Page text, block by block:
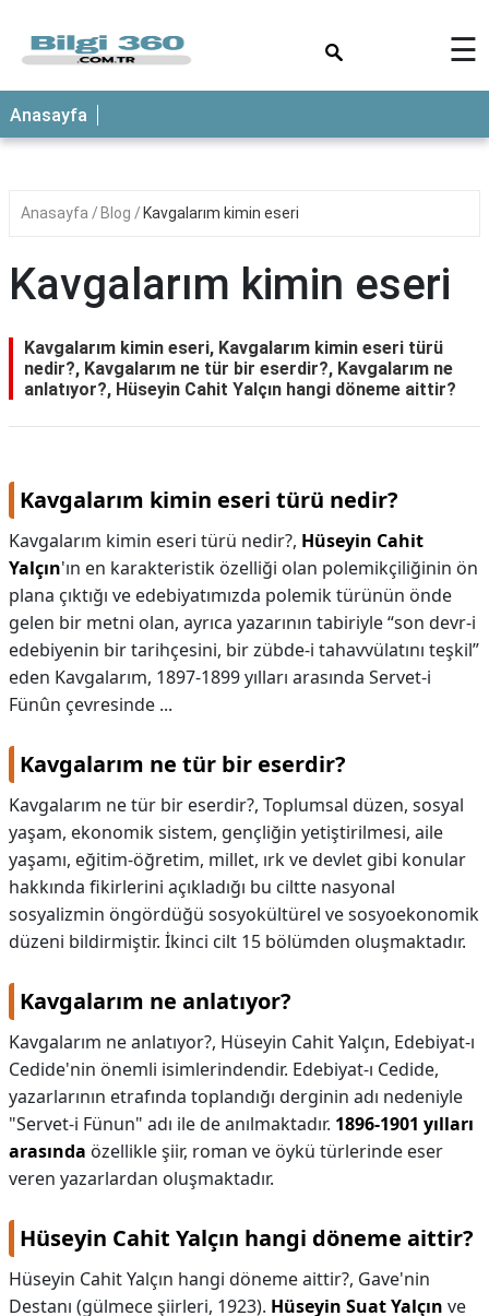
ANASAYFA
☰
Anasayfa
Anasayfa Blog Kavgalarım kimin eseri
Kavgalarım kimin eseri
Kavgalarım kimin eseri, Kavgalarım kimin eseri türü
nedir?, Kavgalarım ne tür bir eserdir?, Kavgalarım ne
anlatıyor?, Hüseyin Cahit Yalçın hangi döneme aittir?
Kavgalarım kimin eseri türü nedir?
Kavgalarım kimin eseri türü nedir?, Hüseyin Cahit
Yalçın'ın en karakteristik özelliği olan polemikçiliğinin ön
plana çıktığı ve edebiyatımızda polemik türünün önde
gelen bir metni olan, ayrıca yazarının tabiriyle “son devr-i
edebiyenin bir tarihçesini, bir zübde-i tahavvülatını teşkil”
eden Kavgalarım, 1897-1899 yılları arasında Servet-i
Fünûn çevresinde ...
Kavgalarım ne tür bir eserdir?
Kavgalarım ne tür bir eserdir?, Toplumsal düzen, sosyal
yaşam, ekonomik sistem, gençliğin yetiştirilmesi, aile
yaşamı, eğitim-öğretim, millet, ırk ve devlet gibi konular
hakkında fikirlerini açıkladığı bu ciltte nasyonal
sosyalizmin öngördüğü sosyokültürel ve sosyoekonomik
düzeni bildirmiştir. İkinci cilt 15 bölümden oluşmaktadır.
Kavgalarım ne anlatıyor?
Kavgalarım ne anlatıyor?, Hüseyin Cahit Yalçın, Edebiyat-ı
Cedide'nin önemli isimlerindendir. Edebiyat-ı Cedide,
yazarlarının etrafında toplandığı derginin adı nedeniyle
"Servet-i Fünun" adı ile de anılmaktadır. 1896-1901 yılları
arasında özellikle şiir, roman ve öykü türlerinde eser
veren yazarlardan oluşmaktadır.
Hüseyin Cahit Yalçın hangi döneme aittir?
Hüseyin Cahit Yalçın hangi döneme aittir?, Gave'nin
Destanı (gülmece şiirleri, 1923). Hüseyin Suat Yalçın ve